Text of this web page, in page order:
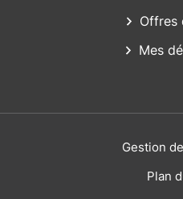
Offres
Mes
Gestion
Plan